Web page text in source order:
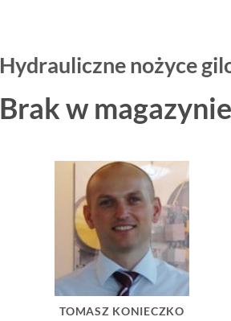
Hydrauliczne nożyce
Brak w magazynie
TOMASZ KONIECZKO